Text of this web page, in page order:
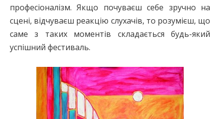
професіоналізм. Якщо почуваєш себе зручно на
сцені, відчуваєш реакцію слухачів, то розумієш, що
саме з таких моментів складається будь-який
успішний фестиваль.